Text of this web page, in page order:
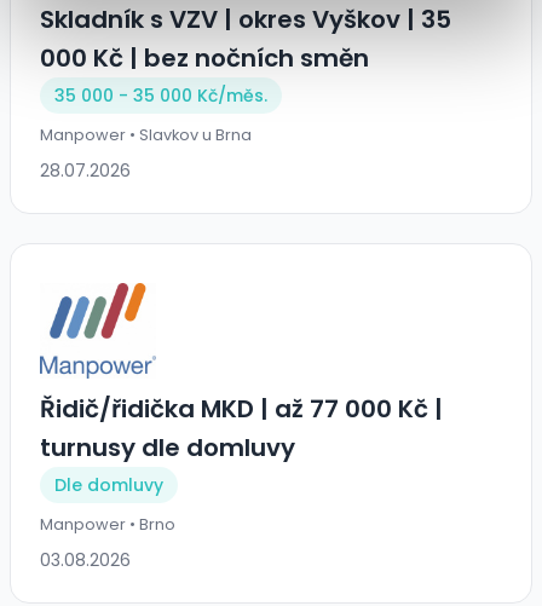
Skladník s VZV | okres Vyškov | 35
000 Kč | bez nočních směn
35 000 - 35 000 Kč/měs.
Manpower • Slavkov u Brna
28.07.2026
Řidič/řidička MKD | až 77 000 Kč |
turnusy dle domluvy
Dle domluvy
Manpower • Brno
03.08.2026